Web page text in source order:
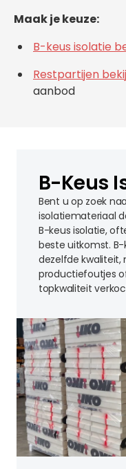
Maak je keuze:
B-keus isolatie
Restpartijen
aanbod
B-Keus
Bent u op zoek
isolatiemateriaal
B-keus isolatie,
beste uitkomst.
dezelfde kwaliteit,
productiefoutjes
topkwaliteit